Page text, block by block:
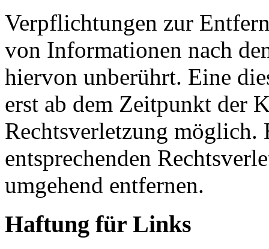
Verpflichtungen zur
von Informationen nach
hiervon unberührt. Eine
erst ab dem Zeitpunkt der
Rechtsverletzung möglich.
entsprechenden
umgehend entfernen.
Haftung für Links